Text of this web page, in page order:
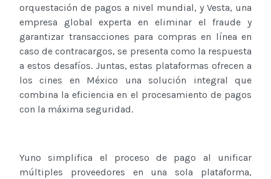
orquestación de pagos a nivel mundial, y Vesta, una
empresa global experta en eliminar el fraude y
garantizar transacciones para compras en línea en
caso de contracargos, se presenta como la respuesta
a estos desafíos. Juntas, estas plataformas ofrecen a
los cines en México una solución integral que
combina la eficiencia en el procesamiento de pagos
con la máxima seguridad.
Yuno simplifica el proceso de pago al unificar
múltiples proveedores en una sola plataforma,